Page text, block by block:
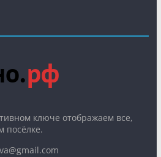
ключе отображаем все,
посёлке.